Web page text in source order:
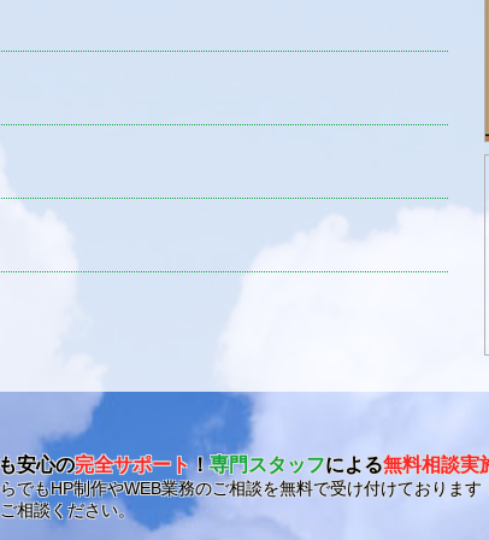
安心の完全サポート！専門スタッフによる無料相談実
でもHP制作やWEB業務のご相談を無料で受け付けております
相談ください。